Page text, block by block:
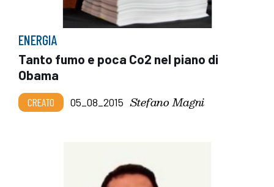
ENERGIA
Tanto fumo e poca Co2 nel piano di
Obama
CREATO 05_08_2015 Stefano Magni